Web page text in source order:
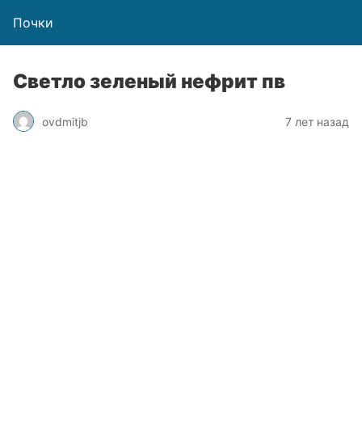
Почки
Светло зеленый нефрит пв
ovdmitjb 7 лет назад